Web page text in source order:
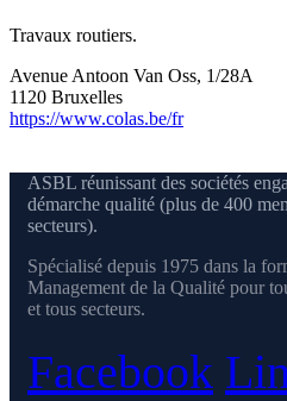
Travaux routiers.
Avenue Antoon Van Oss, 1/28A
1120 Bruxelles
https://www.colas.be/fr
ASBL réunissant des sociétés
démarche qualité (plus de 400
secteurs).
Spécialisé depuis 1975 dans la
Management de la Qualité pour
et tous secteurs.
Facebook